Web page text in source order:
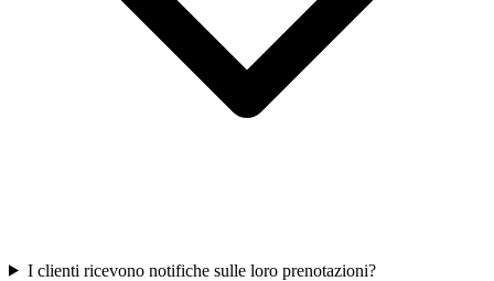
I clienti ricevono notifiche sulle loro prenotazioni?